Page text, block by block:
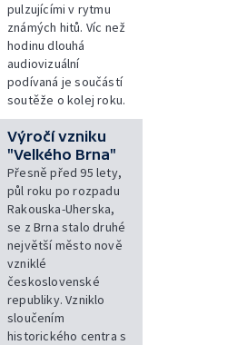
pulzujícími v rytmu
známých hitů. Víc než
hodinu dlouhá
audiovizuální
podívaná je součástí
soutěže o kolej roku.
Výročí vzniku
"Velkého Brna"
Přesně před 95 lety,
půl roku po rozpadu
Rakouska-Uherska,
se z Brna stalo druhé
největší město nově
vzniklé
československé
republiky. Vzniklo
sloučením
historického centra s